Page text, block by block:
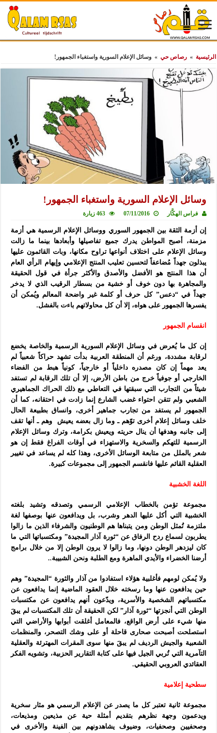
الرئيسية » رصاص حي » وسائل الإعلام السورية واستغباء الجمهور!
وسائل الإعلام السورية واستغباء الجمهور!
فراس الهكَّار 07/11/2016 463 زيارة
إن أزمة الثقة بين الجمهور السوري ووسائل الإعلام الرسمية هي أزمة
مزمنة، أصبح المواطن يدرك جميع تفاصيلها وأبعادها بينما ما زالت
وسائل الإعلام على اختلاف أنواعها تراوح مكانها، وبات القائمون عليها
يبذلون جهداً مُضاعفاً لتحسين تعليب المنتج الإعلامي وإيهام الرأي العام
أن هذا المنتج هو الأفضل والأصدق والأكثر جرأة في قول الحقيقة
والمجاهرة بها دون خوف أو خشية من بسطار الرقيب الذي لا يدخر
جهداً في “دعس” كل حرف أو كلمة غير واضحة المعالم ويُمكن أن
يفسرها الجمهور على هواه، إلا أن كل محاولاتهم باءت بالفشل.
انقسام الجمهور
إن كل ما يُعرض في وسائل الإعلام السورية الرسمية والخاصة يخضع
لرقابة مشددة، ورغم أن المنطقة العربية بدأت تشهد حراكاً شعبياً لم
يعد مهماً إن كان مصدره داخلياً أو خارجياً، كونياً هبط من الفضاء
الخارجي أو جوفياً خرج من باطن الأرض، إلا أن تلك الرقابة لم تستفد
شيئاً من التجارب التي سبقتها في التعاطي مع ذلك الحراك الجماهيري
الشعبي ولم تتقن احتواء غضب الشارع إنما زادت في احتقانه، كما أن
الجمهور لم يستفد من تجارب جماهير أخرى، وانساق بطبيعة الحال
خلف وسائل إعلام أخرى توّهم ـ وما زال بعضه يعيش وهم ـ أنها تقف
إلى جانبه وهدفها أن ينال حريته ويعيش بكرامة، وترك وسائل الإعلام
الرسمية للتهكم والسخرية والاستهزاء في أوقات الفراغ فقط إن هو
شعر بالملل من متابعة الوسائل الأخرى، وهذا كله لم يساعد في تغيير
العقلية القائم عليها فانقسم الجمهور إلى مجموعات كبيرة.
اللغة الخشبية
مجموعة تؤمن بالخطاب الإعلامي الرسمي وتصدقه وتشيد بلغته
الخشبية التي أكل عليها الدهر وشرب، بل ويدافعون عنها بوصفها لغة
ملتزمة تُمثل الوطن ومن يتبناها هم الوطنيون والشرفاء الذين ما زالوا
يطربون لسماع ردح الرفاق عن “ثورة آذار المجيدة” ومكتسباتها التي ما
كان ليزدهر الوطن دونها، وما زالوا لا يرون الوطن إلا من خلال برامج
أرضنا الخضراء والأيدي الماهرة ومع الطلبة ونحن الشبيبة..
ولا يُمكن لومهم فأغلبية هؤلاء استفادوا من آذار والثورة “المجيدة” وهم
حينيدافعون عنها وما رسخته خلال العقود الماضية إنما يدافعون عن
مكتسباتهم الشخصية والأسرية، ويدّعون أنهم يدافعون عن مكتسبات
الوطن التي أنجزتها “ثورة آذار” لكن الحقيقة أن تلك المكتسبات لم يبقَ
منها شيء على أرض الواقع، فالمعامل أغلقت أبوابها والأراضي التي
استصلحت أصبحت صحارى قاحلة أو على وشك التصحر، والمنظمات
الشعبية والجيش الرديف لم يبقَ منها سوى المقرات المهترئة والعقلية
التآمرية التي تُربي الجيل فيها على كتابة التقارير الحزبية، وتشويه الفكر
العقائدي العروبي الحقيقي.
سطحية إعلامية
مجموعة ثانية تعتبر كل ما يصدر عن الإعلام الرسمي هو مثار سخرية
ويدعمون وجهة نظرهم بتقديم أمثلة حية عن مذيعين ومذيعات،
وصحفيين وصحفيات، وضيوف يشاهدونهم بين الفينة والأخرى في